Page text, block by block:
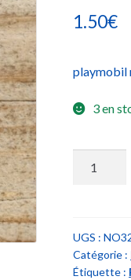
1.50€
playmobil
3 en
tournesol
UGS :
Catégorie :
Étiquette :